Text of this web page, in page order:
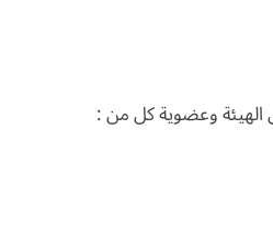
الهيئة وعضوية كل من :